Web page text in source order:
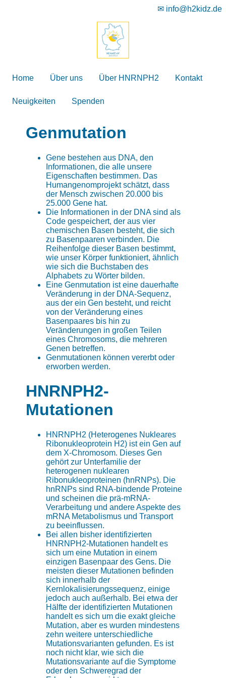
✉ info@h2kidz.de
Home Über uns Über HNRNPH2 Kontakt
Neuigkeiten Spenden
Genmutation
Gene bestehen aus DNA, den
Informationen, die alle unsere
Eigenschaften bestimmen. Das
Humangenomprojekt schätzt, dass
der Mensch zwischen 20.000 bis
25.000 Gene hat.
Die Informationen in der DNA sind als
Code gespeichert, der aus vier
chemischen Basen besteht, die sich
zu Basenpaaren verbinden. Die
Reihenfolge dieser Basen bestimmt,
wie unser Körper funktioniert, ähnlich
wie sich die Buchstaben des
Alphabets zu Wörter bilden.
Eine Genmutation ist eine dauerhafte
Veränderung in der DNA-Sequenz,
aus der ein Gen besteht, und reicht
von der Veränderung eines
Basenpaares bis hin zu
Veränderungen in großen Teilen
eines Chromosoms, die mehreren
Genen betreffen.
Genmutationen können vererbt oder
erworben werden.
HNRNPH2-
Mutationen
HNRNPH2 (Heterogenes Nukleares
Ribonukleoprotein H2) ist ein Gen auf
dem X-Chromosom. Dieses Gen
gehört zur Unterfamilie der
heterogenen nuklearen
Ribonukleoproteinen (hnRNPs). Die
hnRNPs sind RNA-bindende Proteine
und scheinen die prä-mRNA-
Verarbeitung und andere Aspekte des
mRNA Metabolismus und Transport
zu beeinflussen.
Bei allen bisher identifizierten
HNRNPH2-Mutationen handelt es
sich um eine Mutation in einem
einzigen Basenpaar des Gens. Die
meisten dieser Mutationen befinden
sich innerhalb der
Kernlokalisierungssequenz, einige
jedoch auch außerhalb. Bei etwa der
Hälfte der identifizierten Mutationen
handelt es sich um die exakt gleiche
Mutation, aber es wurden mindestens
zehn weitere unterschiedliche
Mutationsvarianten gefunden. Es ist
noch nicht klar, wie sich die
Mutationsvariante auf die Symptome
oder den Schweregrad der